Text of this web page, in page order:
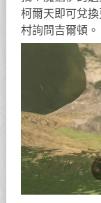
柯爾天即可兌
村詢問吉爾頓。